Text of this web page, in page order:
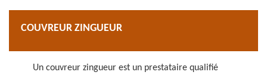
COUVREUR ZINGUEUR
Un couvreur zingueur est un prestataire qualifié